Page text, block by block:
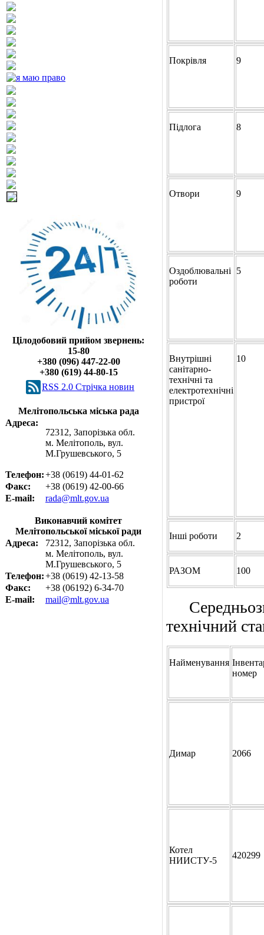
Цілодобовий прийом звернень:
15-80
+380 (096) 447-22-00
+380 (619) 44-80-15
RSS 2.0 Cтрічка новин
Мелітопольська міська рада
Адреса:
72312, Запорізька обл.
м. Мелітополь, вул.
М.Грушевського, 5
Телефон:+38 (0619) 44-01-62
Факс:
+38 (0619) 42-00-66
E-mail:
rada@mlt.gov.ua
Виконавчий комітет
Мелітопольської міської ради
Адреса:
72312, Запорізька обл.
м. Мелітополь, вул.
М.Грушевського, 5
Телефон:+38 (0619) 42-13-58
Факс:
+38 (06192) 6-34-70
E-mail:
mail@mlt.gov.ua
Покрівля 9
Підлога 8
Отвори 9
Оздоблювальні
роботи
5
Внутрішні
санітарно-
технічні та
електротехнічні
пристрої
10
Інші роботи 2
РАЗОМ 100
технічний
Найменування
номер
Димар 2066
Котел
НИИСТУ-5
420299